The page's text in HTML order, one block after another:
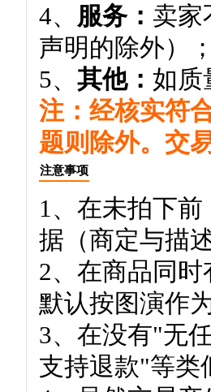
4、 服务： 卖家
声明的除外）
5、 其他： 如质
注：经核实符
题则除外。交
注意事项
1、在未拍下
据（商定与描
2、在商品同
默认按图演作
3、在没有"无
支持退款"等类